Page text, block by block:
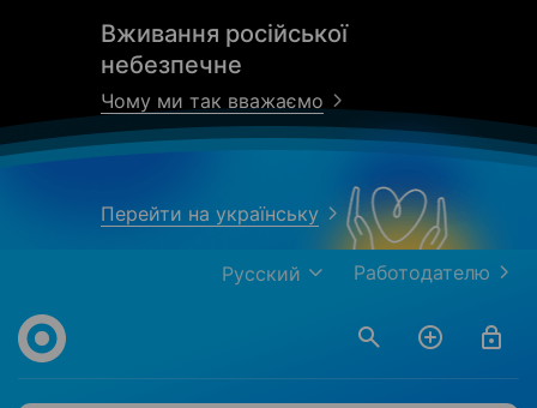
Вживання російської
небезпечне
Чому ми так вважаємо
Перейти на українську
Работодателю
Русский